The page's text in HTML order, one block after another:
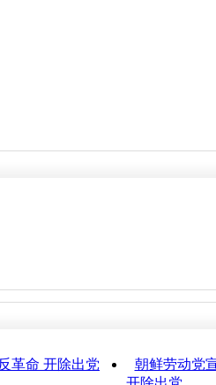
革命 开除出党
朝鲜劳动党